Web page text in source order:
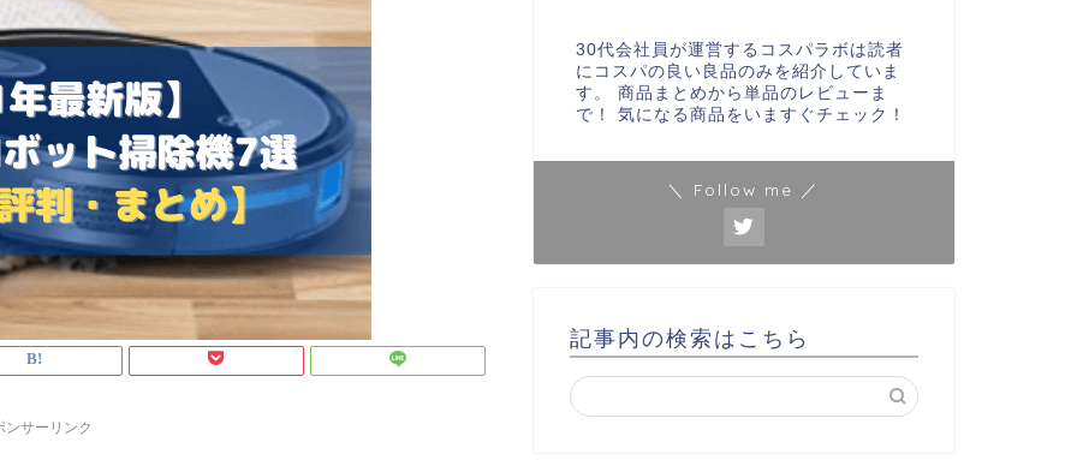
ンサーリンク
30代会社員が運営するコスパラボは読者
にコスパの良い良品のみを紹介していま
す。 商品まとめから単品のレビューま
で！ 気になる商品をいますぐチェック！
＼ Follow me ／
記事内の検索はこちら